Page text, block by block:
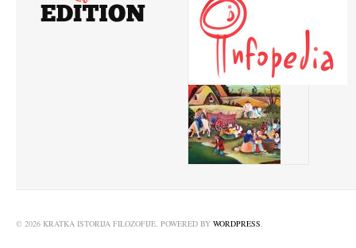
© 2026 KRATKA ISTORIJA FILOZOFIJE. POWERED BY WORDPRESS.